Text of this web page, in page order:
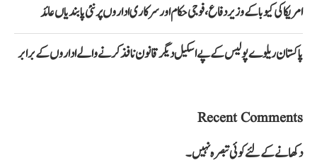
امریکا کی کیوبا کے وزیر دفاع، فوجی حکام اور سرکاری اداروں پر نئی پابندیاں عائد
پاکستان ریلوے پولیس کے پے اسکیل دیگر قانون نافذ کرنے والے اداروں کے برابر
Recent Comments
دکھانے کے لئے کوئی تبصرہ نہیں۔